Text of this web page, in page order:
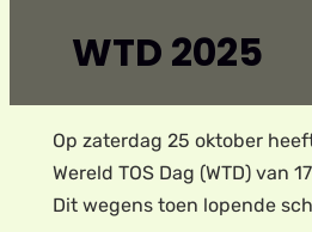
WTD 2025
Op zaterdag 25 oktober
Wereld TOS Dag (WTD) van
Dit wegens toen lopende